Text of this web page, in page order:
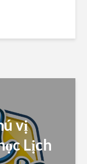
vị
Lịch